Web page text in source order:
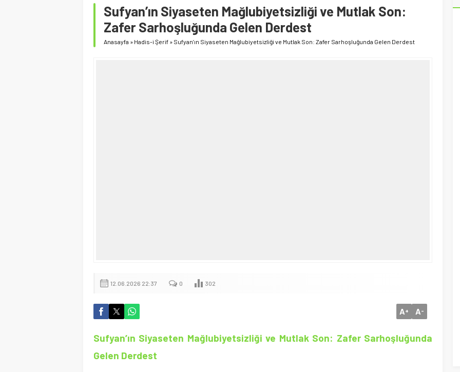
Sufyan’ın Siyaseten Mağlubiyetsizliği ve Mutlak Son:
Zafer Sarhoşluğunda Gelen Derdest
Anasayfa » Hadis-i Şerif » Sufyan’ın Siyaseten Mağlubiyetsizliği ve Mutlak Son: Zafer Sarhoşluğunda Gelen Derdest
12.06.2026 22:37 0 302
A+ A-
Sufyan’ın Siyaseten Mağlubiyetsizliği ve Mutlak Son: Zafer Sarhoşluğunda
Gelen Derdest